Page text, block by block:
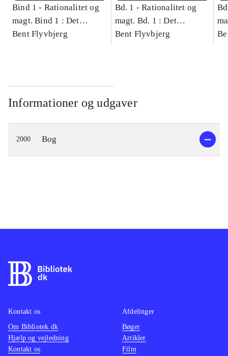
Bind 1 - Rationalitet og
magt. Bind 1 : Det
konkretes videnskab
Bent Flyvbjerg
Bd. 1 -Rationalitet og
magt. Bd. 1 : Det
konkretes videnskab
Bent Flyvbjerg
Informationer og udgaver
2000 Bog
Kontakt os
Om Bibliotek.dk
Hjælp og vejledning
Kontakt os
Afdelinger
Bøger
Artikler
Film